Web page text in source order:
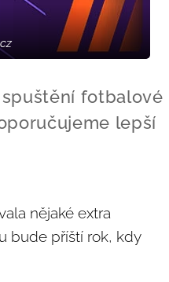
fotbalové
lepší
nějaké extra
bude příští rok, kdy